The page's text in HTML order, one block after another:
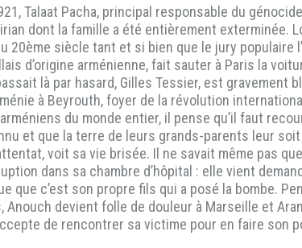
Talaat Pacha, principal responsable du
dont la famille a été entièrement exterminée.
20ème siècle tant et si bien que le jury populaire
d’origine arménienne, fait sauter à Paris la
là par hasard, Gilles Tessier, est gravement
à Beyrouth, foyer de la révolution
du monde entier, il pense qu’il faut
et que la terre de leurs grands-parents leur soit
voit sa vie brisée. Il ne savait même pas
dans sa chambre d’hôpital : elle vient
que c’est son propre fils qui a posé la bombe.
Anouch devient folle de douleur à Marseille et
de rencontrer sa victime pour en faire son